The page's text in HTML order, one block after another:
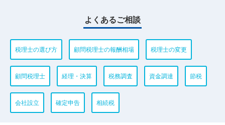
よくあるご相談
税理士の選び方 顧問税理士の報酬相場 税理士の変更
顧問税理士 経理・決算 税務調査 資金調達 節税
会社設立 確定申告 相続税